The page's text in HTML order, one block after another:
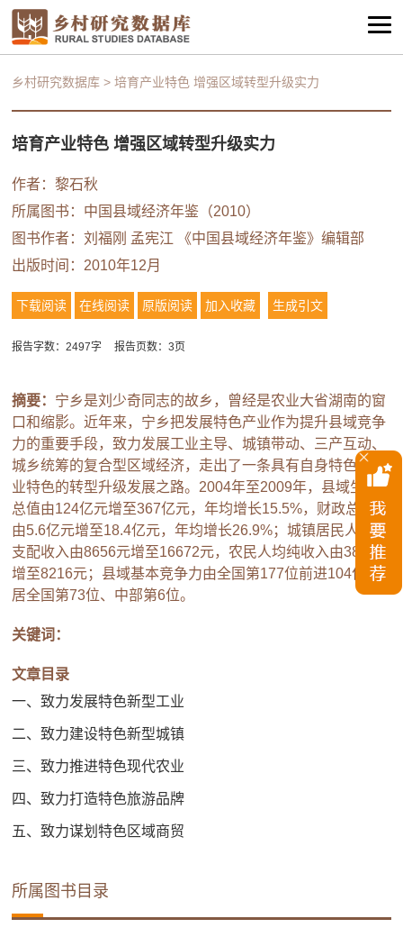
乡村研究数据库 >培育产业特色 增强区域转型升级实力
培育产业特色 增强区域转型升级实力
作者：黎石秋
所属图书： 中国县域经济年鉴（2010）
图书作者：刘福刚 孟宪江
《中国县域经济年鉴》编辑部
出版时间：2010年12月
下载阅读 在线阅读 原版阅读 加入收藏 生成引文
报告字数：2497字 报告页数：3页
摘要： 宁乡是刘少奇同志的故乡，曾经是农业大省湖南的窗
口和缩影。近年来，宁乡把发展特色产业作为提升县域竞争
力的重要手段，致力发展工业主导、城镇带动、三产互动、
城乡统筹的复合型区域经济，走出了一条具有自身特色和产
业特色的转型升级发展之路。2004年至2009年，县域生产
总值由124亿元增至367亿元，年均增长15.5%，财政总收入
由5.6亿元增至18.4亿元，年均增长26.9%；城镇居民人均可
支配收入由8656元增至16672元，农民人均纯收入由3845元
增至8216元；县域基本竞争力由全国第177位前进104位，
居全国第73位、中部第6位。
关键词：
文章目录
一、致力发展特色新型工业
二、致力建设特色新型城镇
三、致力推进特色现代农业
四、致力打造特色旅游品牌
五、致力谋划特色区域商贸
所属图书目录